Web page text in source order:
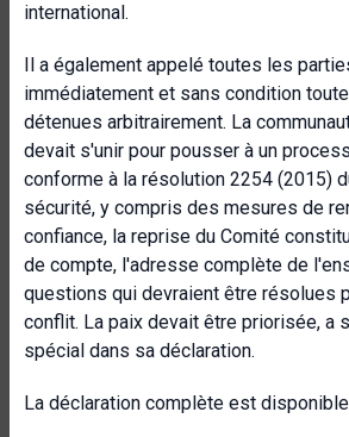
international.
Il a également appelé toutes les
immédiatement et sans condition
détenues arbitrairement. La
devait s'unir pour pousser à un
conforme à la résolution 2254 (2015)
sécurité, y compris des mesures de
confiance, la reprise du Comité
de compte, l'adresse complète de
questions qui devraient être résolues
conflit. La paix devait être priorisée, a
spécial dans sa déclaration.
La déclaration complète est disponible